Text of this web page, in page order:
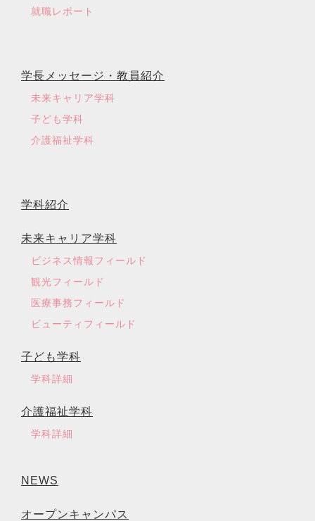
就職レポート
学長メッセージ・教員紹介
未来キャリア学科
子ども学科
介護福祉学科
学科紹介
未来キャリア学科
ビジネス情報フィールド
観光フィールド
医療事務フィールド
ビューティフィールド
子ども学科
学科詳細
介護福祉学科
学科詳細
NEWS
オープンキャンパス